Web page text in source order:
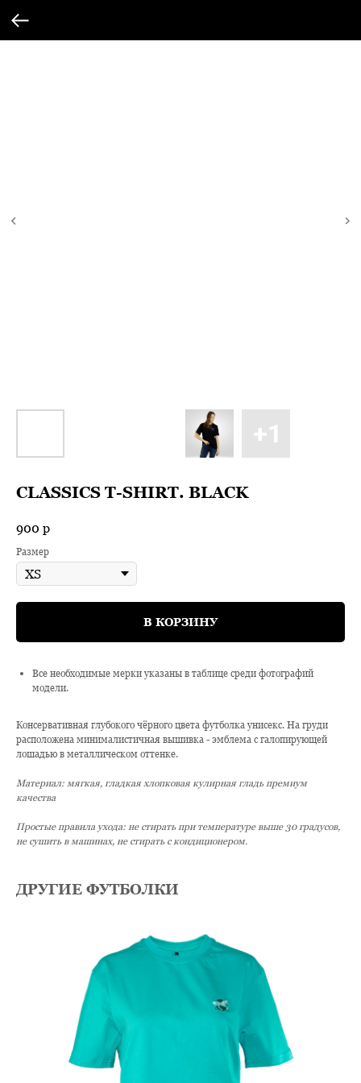
CLASSICS T-SHIRT. BLACK
900 р
Размер
В КОРЗИНУ
Все необходимые мерки указаны в таблице среди фотографий
модели.
Консервативная глубокого чёрного цвета футболка унисекс. На груди
расположена минималистичная вышивка - эмблема с галопирующей
лошадью в металлическом оттенке.
Материал: мягкая, гладкая хлопковая кулирная гладь премиум
качества
Простые правила ухода: не стирать при температуре выше 30 градусов,
не сушить в машинах, не стирать с кондиционером.
ДРУГИЕ ФУТБОЛКИ